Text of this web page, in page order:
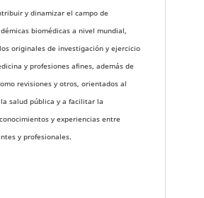
y dinamizar el campo de
biomédicas a nivel mundial,
originales de investigación y ejercicio
y profesiones afines, además de
revisiones y otros, orientados al
salud pública y a facilitar la
y experiencias entre
y profesionales.